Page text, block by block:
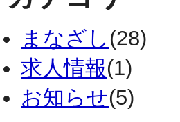
まなざし (28)
求人情報(1)
お知らせ(5)